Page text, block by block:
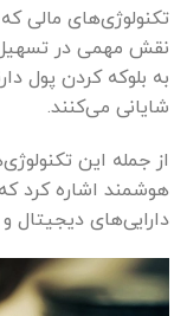
تکنولوژی‌های مالی
نقش مهمی در تسهیل
به بلوکه کردن پول
شایانی می‌کنند.
از جمله این
هوشمند اشاره کرد
دارایی‌های دیجیتال